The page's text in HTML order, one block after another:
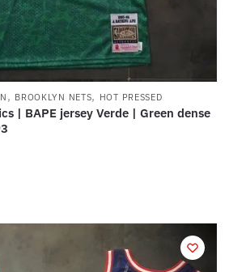
, BROOKLYN NETS, HOT PRESSED
| BAPE jersey Verde | Green dense